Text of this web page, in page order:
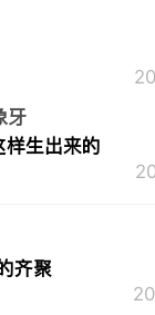
牙
样生出来的
齐聚